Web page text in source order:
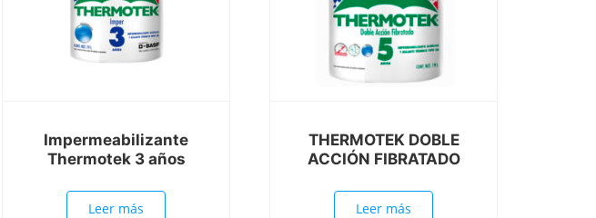
Impermeabilizante
Thermotek 3 años
Leer más
THERMOTEK DOBLE
ACCIÓN FIBRATADO
Leer más